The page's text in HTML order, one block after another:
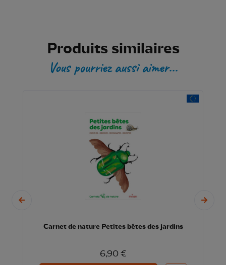
Produits similaires
Vous pourriez aussi aimer...
Carnet de nature Petites bêtes des jardins
6,90 €